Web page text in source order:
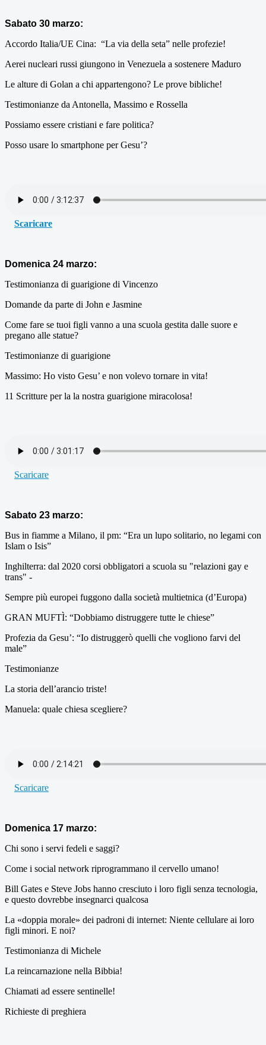
Sabato 30 marzo:
Accordo Italia/UE Cina: “La via della seta” nelle profezie!
Aerei nucleari russi giungono in Venezuela a sostenere Maduro
Le alture di Golan a chi appartengono? Le prove bibliche!
Testimonianze da Antonella, Massimo e Rossella
Possiamo essere cristiani e fare politica?
Posso usare lo smartphone per Gesu’?
Scaricare
Domenica 24 marzo:
Testimonianza di guarigione di Vincenzo
Domande da parte di John e Jasmine
Come fare se tuoi figli vanno a una scuola gestita dalle suore e
pregano alle statue?
Testimonianze di guarigione
Massimo: Ho visto Gesu’ e non volevo tornare in vita!
11 Scritture per la la nostra guarigione miracolosa!
Scaricare
Sabato 23 marzo:
Bus in fiamme a Milano, il pm: “Era un lupo solitario, no legami con
Islam o Isis”
Inghilterra: dal 2020 corsi obbligatori a scuola su "relazioni gay e
trans" -
Sempre più europei fuggono dalla società multietnica (d’Europa)
GRAN MUFTÌ: “Dobbiamo distruggere tutte le chiese”
Profezia da Gesu’: “Io distruggerò quelli che vogliono farvi del
male”
Testimonianze
La storia dell’arancio triste!
Manuela: quale chiesa scegliere?
Scaricare
Domenica 17 marzo:
Chi sono i servi fedeli e saggi?
Come i social network riprogrammano il cervello umano!
Bill Gates e Steve Jobs hanno cresciuto i loro figli senza tecnologia,
e questo dovrebbe insegnarci qualcosa
La «doppia morale» dei padroni di internet: Niente cellulare ai loro
figli minori. E noi?
Testimonianza di Michele
La reincarnazione nella Bibbia!
Chiamati ad essere sentinelle!
Richieste di preghiera